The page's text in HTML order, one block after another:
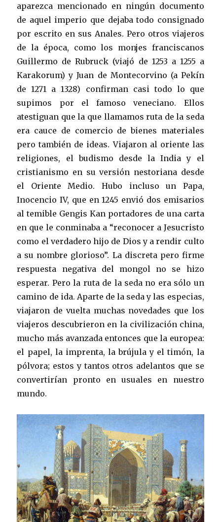
aparezca mencionado en ningún documento
de aquel imperio que dejaba todo consignado
por escrito en sus Anales. Pero otros viajeros
de la época, como los monjes franciscanos
Guillermo de Rubruck (viajó de 1253 a 1255 a
Karakorum) y Juan de Montecorvino (a Pekín
de 1271 a 1328) confirman casi todo lo que
supimos por el famoso veneciano. Ellos
atestiguan que la que llamamos ruta de la seda
era cauce de comercio de bienes materiales
pero también de ideas. Viajaron al oriente las
religiones, el budismo desde la India y el
cristianismo en su versión nestoriana desde
el Oriente Medio. Hubo incluso un Papa,
Inocencio IV, que en 1245 envió dos emisarios
al temible Gengis Kan portadores de una carta
en que le conminaba a “reconocer a Jesucristo
como el verdadero hijo de Dios y a rendir culto
a su nombre glorioso”. La discreta pero firme
respuesta negativa del mongol no se hizo
esperar. Pero la ruta de la seda no era sólo un
camino de ida. Aparte de la seda y las especias,
viajaron de vuelta muchas novedades que los
viajeros descubrieron en la civilización china,
mucho más avanzada entonces que la europea:
el papel, la imprenta, la brújula y el timón, la
pólvora; estos y tantos otros adelantos que se
convertirían pronto en usuales en nuestro
mundo.